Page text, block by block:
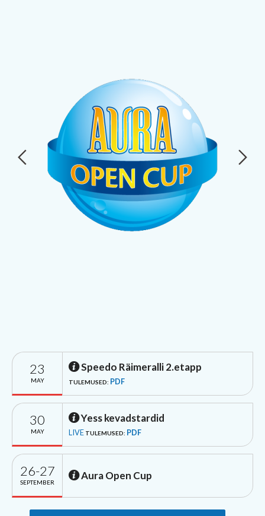
23
MAY
Speedo Räimeralli 2.etapp
TULEMUSED: PDF
30
MAY
Yess kevadstardid
LIVE TULEMUSED: PDF
26-27
SEPTEMBER
Aura Open Cup